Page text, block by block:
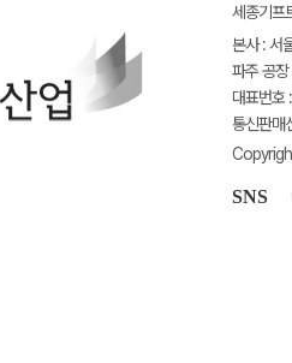
세종기
본사 : 서
파주 공
대표번
통신판
SNS